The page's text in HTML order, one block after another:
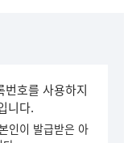
호를 사용하지
니다.
인이 발급받은 아